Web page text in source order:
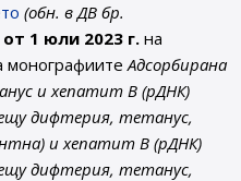
(обн. в ДВ бр.
1 юли 2023 г.на
монографиитеАдсорбирана
и хепатит B (рДНК)
дифтерия, тетанус,
и хепатит B (рДНК)
дифтерия, тетанус,